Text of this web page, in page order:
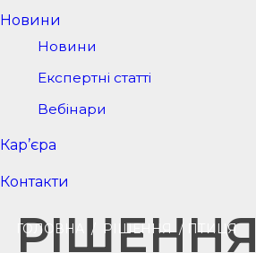
Новини
Новини
Експертні статті
Вебінари
Кар’єра
Контакти
ГОЛОВНА / РІШЕННЯ / ПТИЦЯ
РІШЕННЯ